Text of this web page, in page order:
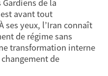
de la
avant tout
ses yeux, l’Iran connaît
de régime sans
transformation interne
de